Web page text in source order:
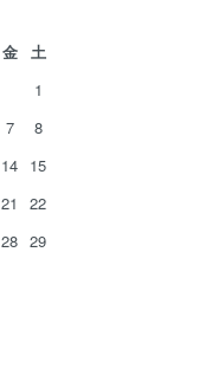
金
土
1
7
8
14 15
21
22
28 29